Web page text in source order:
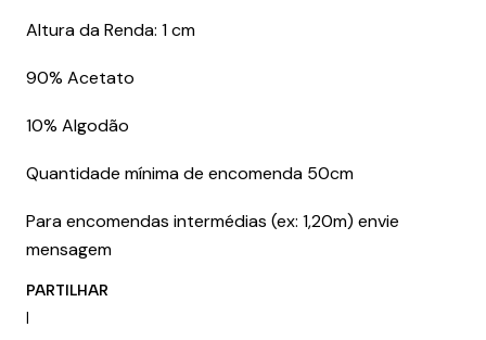
Altura da Renda: 1 cm
90% Acetato
10% Algodão
Quantidade mínima de encomenda 50cm
Para encomendas intermédias (ex: 1,20m) envie
mensagem
PARTILHAR
|